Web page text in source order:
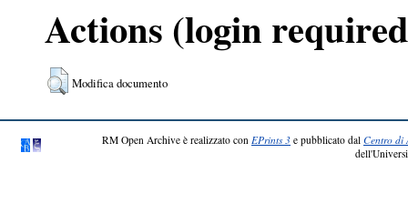
Actions (login
Modifica documento
RM Open Archive è realizzato con EPrints 3 e pubblicato dal Centro di